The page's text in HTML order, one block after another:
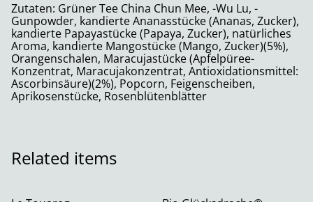
Zutaten: Grüner Tee China Chun Mee, -Wu Lu, -
Gunpowder, kandierte Ananasstücke (Ananas, Zucker),
kandierte Papayastücke (Papaya, Zucker), natürliches
Aroma, kandierte Mangostücke (Mango, Zucker)(5%),
Orangenschalen, Maracujastücke (Apfelpüree-
Konzentrat, Maracujakonzentrat, Antioxidationsmittel:
Ascorbinsäure)(2%), Popcorn, Feigenscheiben,
Aprikosenstücke, Rosenblütenblätter
Related items